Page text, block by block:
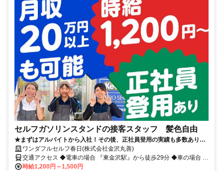
セルフガソリンスタンドの接客スタッフ 髪色自由
★まずはアルバイトから入社！その後、正社員登用の実績も多数ありま
す！ 危険物の有資格者は時給1,250円～スタート♪
ワンダフルセルフ春日(株式会社金沢丸善)
交通アクセス ◆電車の場合 『東金沢駅』から徒歩29分 ◆車の場合 金
沢市から城北大通り/国道359号 経由で約12分
時給1,200円～1,500円